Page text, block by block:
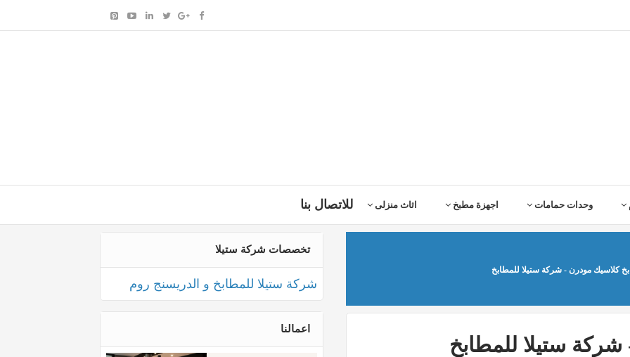
وحدات حمامات اجهزة مطبخ اثاث منزلى للاتصال بنا
كلاسيك مودرن - شركة ستيلا للمطابخ
ستيلا للمطابخ
تخصصات شركة ستيلا
شركة ستيلا للمطابخ و الدريسنج روم
اعمالنا